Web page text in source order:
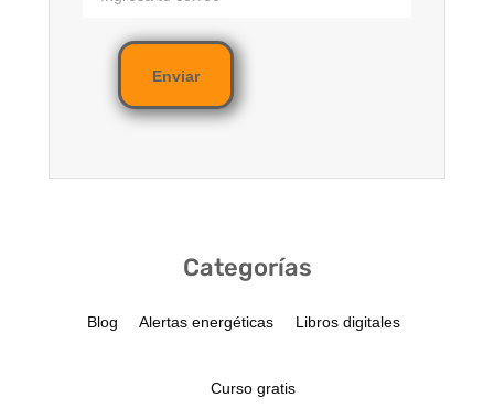
Enviar
Categorías
Blog Alertas energéticas Libros digitales
Curso gratis